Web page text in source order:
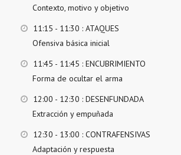
Contexto, motivo y objetivo
11:15 - 11:30 : ATAQUES
Ofensiva básica inicial
11:45 - 11:45 : ENCUBRIMIENTO
Forma de ocultar el arma
12:00 - 12:30 : DESENFUNDADA
Extracción y empuñada
12:30 - 13:00 : CONTRAFENSIVAS
Adaptación y respuesta